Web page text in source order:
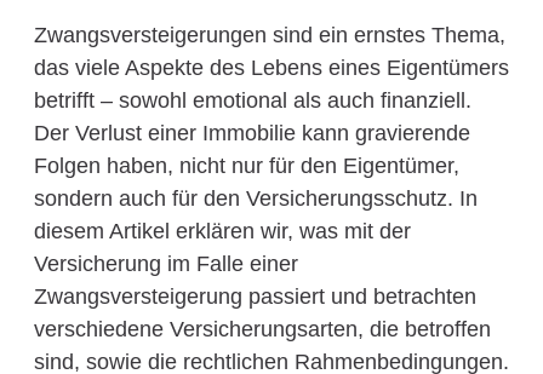
Zwangsversteigerungen sind ein ernstes Thema,
das viele Aspekte des Lebens eines Eigentümers
betrifft – sowohl emotional als auch finanziell.
Der Verlust einer Immobilie kann gravierende
Folgen haben, nicht nur für den Eigentümer,
sondern auch für den Versicherungsschutz. In
diesem Artikel erklären wir, was mit der
Versicherung im Falle einer
Zwangsversteigerung passiert und betrachten
verschiedene Versicherungsarten, die betroffen
sind, sowie die rechtlichen Rahmenbedingungen.